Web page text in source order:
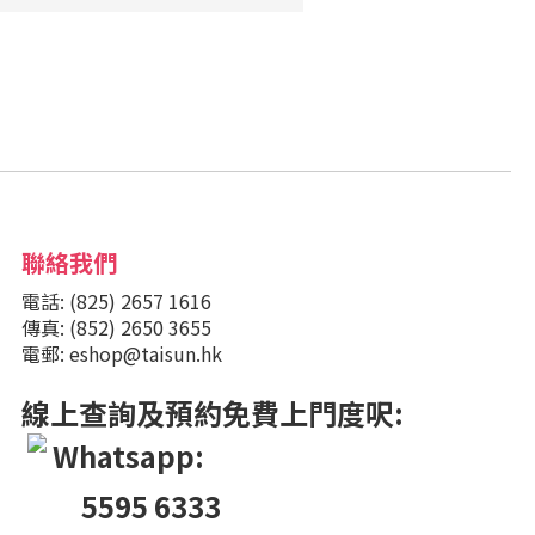
聯絡我們
電話: (825) 2657 1616
傳真: (852) 2650 3655
電郵: eshop@taisun.hk
線上查詢及預約免費上門度呎:
Whatsapp:
5595 6333